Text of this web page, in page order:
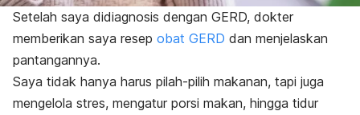
Setelah saya didiagnosis dengan GERD, dokter
memberikan saya resep obat GERD dan menjelaskan
pantangannya.
Saya tidak hanya harus pilah-pilih makanan, tapi juga
mengelola stres, mengatur porsi makan, hingga tidur